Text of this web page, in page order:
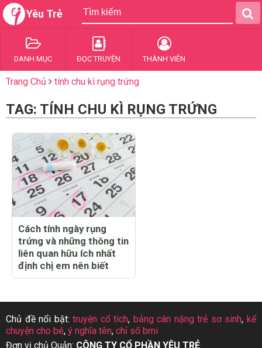
Yêu Trẻ
DANH MỤC ĐỌC TRUYỆN THÀNH VIÊN
Trang Chủ tính chu kì rụng trứng
TAG: TÍNH CHU KÌ RỤNG TRỨNG
Cách tính ngày rụng
trứng và những thông tin
liên quan hữu ích nhất
định chị em nên biết
Chủ đề nổi bật:truyện cổ tích, bảng cân nặng trẻ sơ sinh,kể
chuyện cho bé, ý nghĩa tên, chỉ số bmi
Đơn vị chủ Quản: CÔNG TY CỔ PHẦN YÊU TRẺ